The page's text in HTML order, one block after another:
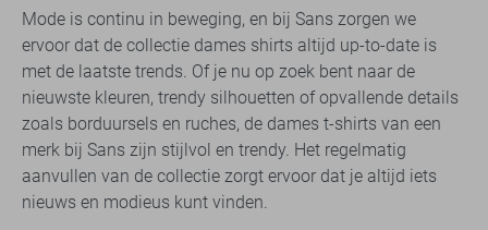
Mode is continu in beweging, en bij Sans zorgen we
ervoor dat de collectie dames shirts altijd up-to-date is
met de laatste trends. Of je nu op zoek bent naar de
nieuwste kleuren, trendy silhouetten of opvallende details
zoals borduursels en ruches, de dames t-shirts van een
merk bij Sans zijn stijlvol en trendy. Het regelmatig
aanvullen van de collectie zorgt ervoor dat je altijd iets
nieuws en modieus kunt vinden.